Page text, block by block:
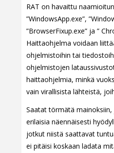
RAT on havaittu
”WindowsApp.exe”,
”BrowserFixup.exe” ja ”
Haittaohjelma voidaan
ohjelmistoihin tai
ohjelmistojen
haittaohjelmia, minkä
vain virallisista lähteistä,
Saatat törmätä
erilaisia näennäisesti
jotkut niistä saattavat
ei pitäisi koskaan ladata